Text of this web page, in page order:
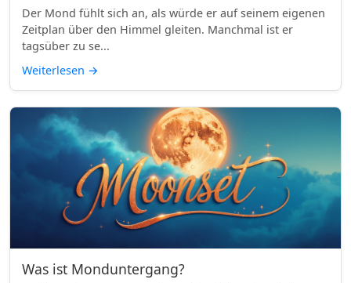
Der Mond fühlt sich an, als würde er auf seinem eigenen
Zeitplan über den Himmel gleiten. Manchmal ist er
tagsüber zu se...
Weiterlesen →
Was ist Monduntergang?